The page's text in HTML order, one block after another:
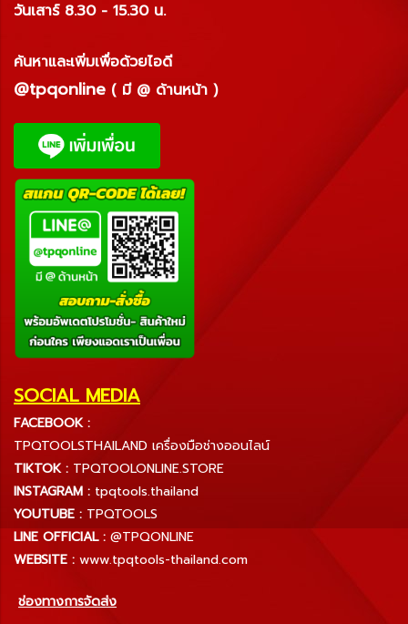
วันเสาร์ 8.30 - 15.30 น.
ค้นหาและเพิ่มเพื่อด้วยไอดี
@tpqonline ( มี @ ด้านหน้า )
SOCIAL MEDIA
FACEBOOK :
TPQTOOLSTHAILAND เครื่องมือช่างออนไลน์
TIKTOK : TPQTOOLONLINE.STORE
INSTAGRAM : tpqtools.thailand
YOUTUBE : TPQTOOLS
LINE OFFICIAL : @TPQONLINE
WEBSITE : www.tpqtools-thailand.com
ช่องทางการจัดส่ง